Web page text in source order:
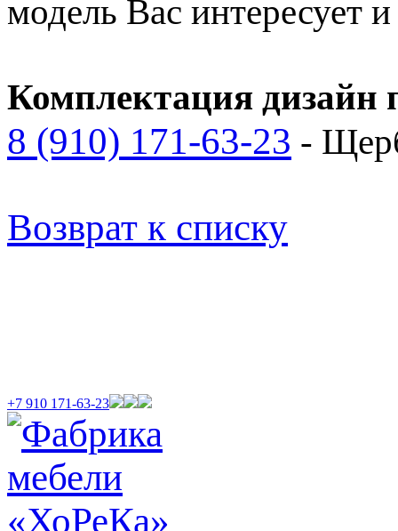
модель Вас
Комплектация дизайн
8 (910) 171-63-23 -
Возврат к списку
+7 910 171-63-23